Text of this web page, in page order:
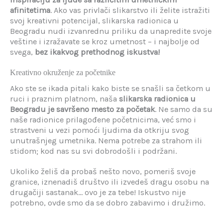
afinitetima. Ako vas privlači slikarstvo ili želite istražiti
svoj kreativni potencijal, slikarska radionica u
Beogradu nudi izvanrednu priliku da unapredite svoje
veštine i izražavate se kroz umetnost – i najbolje od
svega, bez ikakvog prethodnog iskustva!
Kreativno okruženje za početnike
Ako ste se ikada pitali kako biste se snašli sa četkom u
ruci i praznim platnom, naša slikarska radionica u
Beogradu je savršeno mesto za početak. Ne samo da su
naše radionice prilagođene početnicima, već smo i
strastveni u vezi pomoći ljudima da otkriju svog
unutrašnjeg umetnika. Nema potrebe za strahom ili
stidom; kod nas su svi dobrodošli i podržani.
Ukoliko želiš da probaš nešto novo, pomeriš svoje
granice, iznenadiš društvo ili izvedeš dragu osobu na
drugačiji sastanak… ovo je za tebe! Iskustvo nije
potrebno, ovde smo da se dobro zabavimo i družimo.